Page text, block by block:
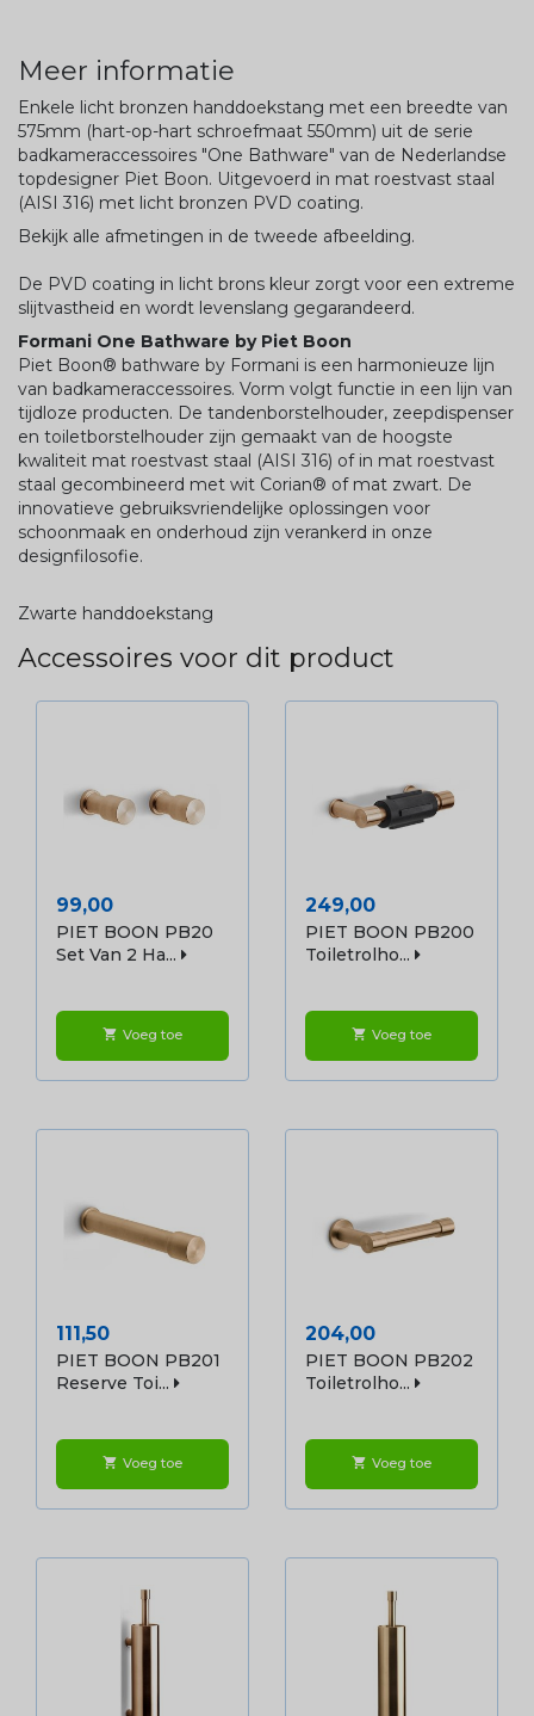
Meer informatie
Enkele licht bronzen handdoekstang met een breedte van
575mm (hart-op-hart schroefmaat 550mm) uit de serie
badkameraccessoires "One Bathware" van de Nederlandse
topdesigner Piet Boon. Uitgevoerd in mat roestvast staal
(AISI 316) met licht bronzen PVD coating.
Bekijk alle afmetingen in de tweede afbeelding.
De PVD coating in licht brons kleur zorgt voor een extreme
slijtvastheid en wordt levenslang gegarandeerd.
Formani One Bathware by Piet Boon
Piet Boon® bathware by Formani is een harmonieuze lijn
van badkameraccessoires. Vorm volgt functie in een lijn van
tijdloze producten. De tandenborstelhouder, zeepdispenser
en toiletborstelhouder zijn gemaakt van de hoogste
kwaliteit mat roestvast staal (AISI 316) of in mat roestvast
staal gecombineerd met wit Corian® of mat zwart. De
innovatieve gebruiksvriendelijke oplossingen voor
schoonmaak en onderhoud zijn verankerd in onze
designfilosofie.
Zwarte handdoekstang
Accessoires voor dit product
Prijs
99,00
PIET BOON PB20
Set Van 2 Ha...
shopping_cart Voeg toe
Prijs
249,00
PIET BOON PB200
Toiletrolho...
shopping_cart Voeg toe
Prijs
111,50
PIET BOON PB201
Reserve Toi...
shopping_cart Voeg toe
Prijs
204,00
PIET BOON PB202
Toiletrolho...
shopping_cart Voeg toe